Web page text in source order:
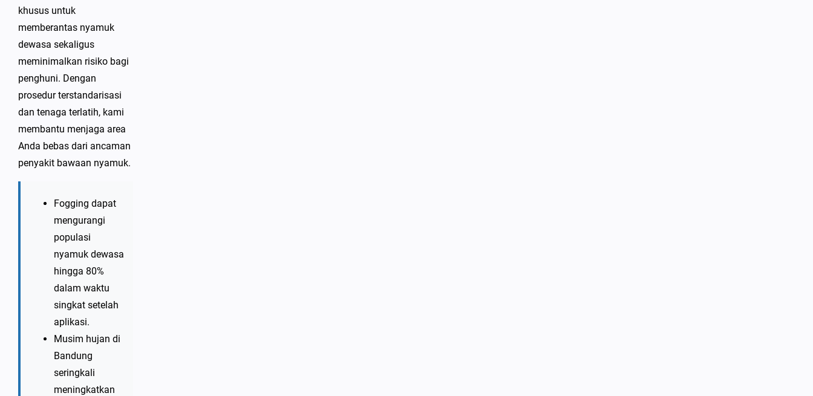
khusus untuk
memberantas nyamuk
dewasa sekaligus
meminimalkan risiko bagi
penghuni. Dengan
prosedur terstandarisasi
dan tenaga terlatih, kami
membantu menjaga area
Anda bebas dari ancaman
penyakit bawaan nyamuk.
Fogging dapat
mengurangi
populasi
nyamuk dewasa
hingga 80%
dalam waktu
singkat setelah
aplikasi.
Musim hujan di
Bandung
seringkali
meningkatkan